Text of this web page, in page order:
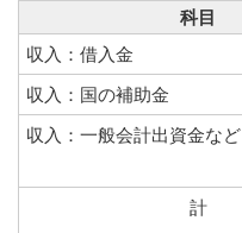
科目
収入：借入金
収入：国の補助金
収入：一般会計出資金など
計